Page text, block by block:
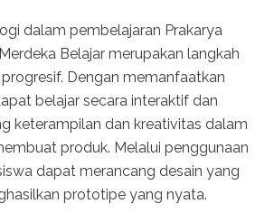
dalam pembelajaran Prakarya
Belajar merupakan langkah
Dengan memanfaatkan
belajar secara interaktif dan
keterampilan dan kreativitas dalam
produk. Melalui penggunaan
dapat merancang desain yang
prototipe yang nyata.